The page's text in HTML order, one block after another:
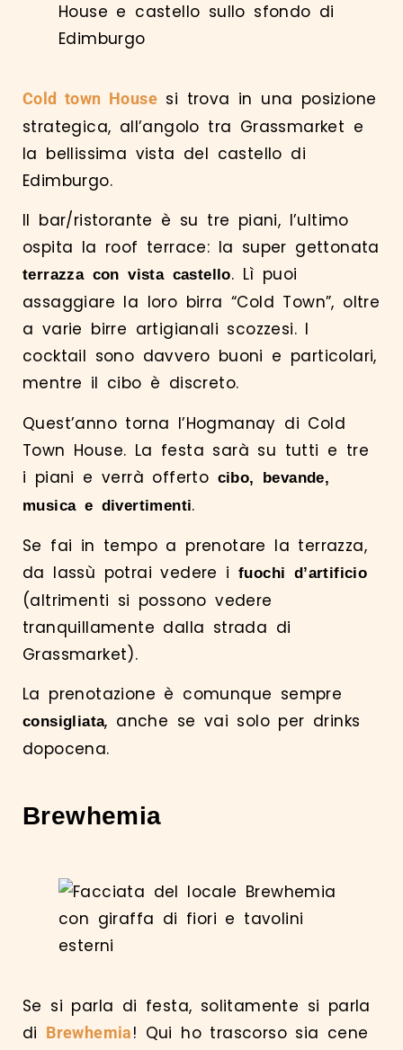
Cold town House si trova in una posizione
strategica, all’angolo tra Grassmarket e
la bellissima vista del castello di
Edimburgo.
Il bar/ristorante è su tre piani, l’ultimo
ospita la roof terrace: la super gettonata
terrazza con vista castello. Lì puoi
assaggiare la loro birra “Cold Town”, oltre
a varie birre artigianali scozzesi. I
cocktail sono davvero buoni e particolari,
mentre il cibo è discreto.
Quest’anno torna l’Hogmanay di Cold
Town House. La festa sarà su tutti e tre
i piani e verrà offerto cibo, bevande,
musica e divertimenti.
Se fai in tempo a prenotare la terrazza,
da lassù potrai vedere i fuochi d’artificio
(altrimenti si possono vedere
tranquillamente dalla strada di
Grassmarket).
La prenotazione è comunque sempre
consigliata, anche se vai solo per drinks
dopocena.
Brewhemia
Se si parla di festa, solitamente si parla
di Brewhemia! Qui ho trascorso sia cene